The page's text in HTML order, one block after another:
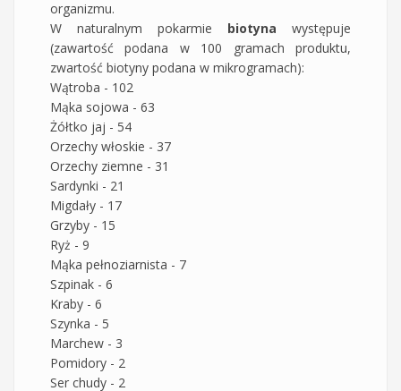
organizmu.
W naturalnym pokarmie biotyna występuje
(zawartość podana w 100 gramach produktu,
zwartość biotyny podana w mikrogramach):
Wątroba - 102
Mąka sojowa - 63
Żółtko jaj - 54
Orzechy włoskie - 37
Orzechy ziemne - 31
Sardynki - 21
Migdały - 17
Grzyby - 15
Ryż - 9
Mąka pełnoziarnista - 7
Szpinak - 6
Kraby - 6
Szynka - 5
Marchew - 3
Pomidory - 2
Ser chudy - 2